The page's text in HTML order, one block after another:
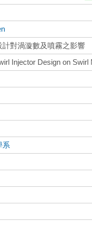
計對渦漩數及噴霧之影響
Injector Design on Swirl
系